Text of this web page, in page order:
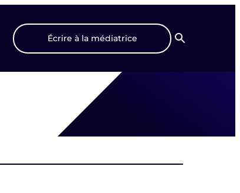
Écrire à la médiatrice
Recherche